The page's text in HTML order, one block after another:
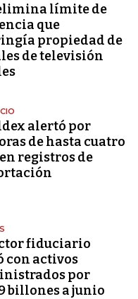
elimina límite de
que
propiedad de
de televisión
alertó por
de hasta cuatro
registros de
fiduciario
con activos
por
billones a junio